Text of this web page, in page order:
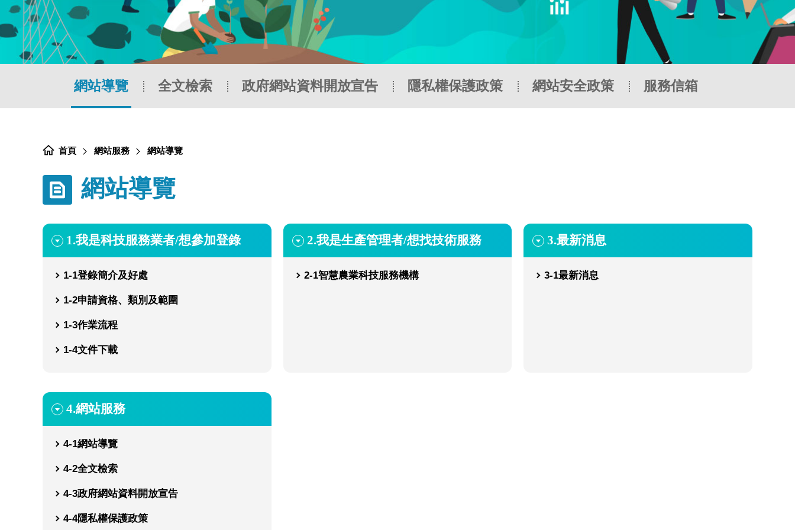
網站導覽 全文檢索 政府網站資料開放宣告 隱私權保護政策 網站安全政策 服務信箱
首頁 網站服務 網站導覽
網站導覽
1.我是科技服務業者/想參加登錄
1-1登錄簡介及好處
1-2申請資格、類別及範圍
1-3作業流程
1-4文件下載
2.我是生產管理者/想找技術服務
2-1智慧農業科技服務機構
3.最新消息
3-1最新消息
4.網站服務
4-1網站導覽
4-2全文檢索
4-3政府網站資料開放宣告
4-4隱私權保護政策